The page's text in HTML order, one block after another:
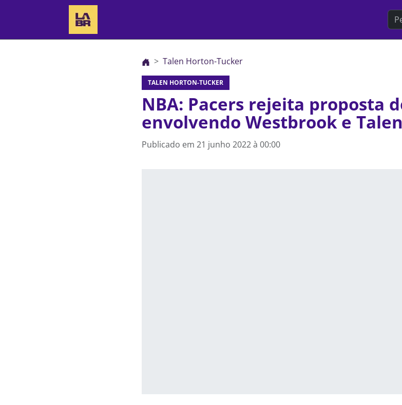
Talen Horton-Tucker
TALEN HORTON-TUCKER
NBA: Pacers rejeita proposta
envolvendo Westbrook e
Publicado em 21 junho 2022 à 00:00